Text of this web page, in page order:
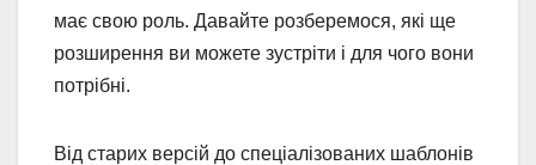
має свою роль. Давайте розберемося, які ще
розширення ви можете зустріти і для чого вони
потрібні.
Від старих версій до спеціалізованих шаблонів